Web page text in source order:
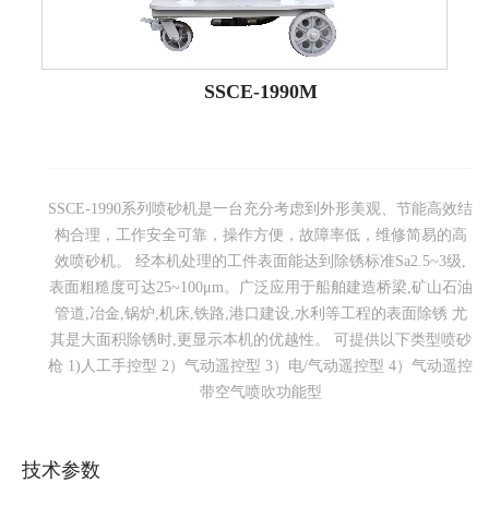
SSCE-1990M
SSCE-1990系列喷砂机是一台充分考虑到外形美观、节能高效结
构合理，工作安全可靠，操作方便，故障率低，维修简易的高
效喷砂机。 经本机处理的工件表面能达到除锈标准Sa2.5~3级,
表面粗糙度可达25~100μm。广泛应用于船舶建造桥梁,矿山石油
管道,冶金,锅炉,机床,铁路,港口建设,水利等工程的表面除锈 尤
其是大面积除锈时,更显示本机的优越性。 可提供以下类型喷砂
枪 1)人工手控型 2）气动遥控型 3）电/气动遥控型 4）气动遥控
带空气喷吹功能型
技术参数